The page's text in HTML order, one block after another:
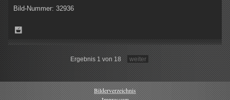
Bild-Nummer: 32936
Ergebnis 1 von 18 weiter
Bilderverzeichnis